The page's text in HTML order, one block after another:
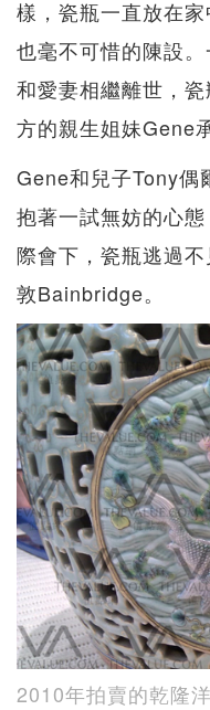
樣，瓷瓶一直放在
也毫不可惜的陳設
和愛妻相繼離世，
方的親生姐妹Gene
Gene和兒子Tony偶
抱著一試無妨的心
際會下，瓷瓶逃過
敦Bainbridge。
2010年拍賣的乾隆